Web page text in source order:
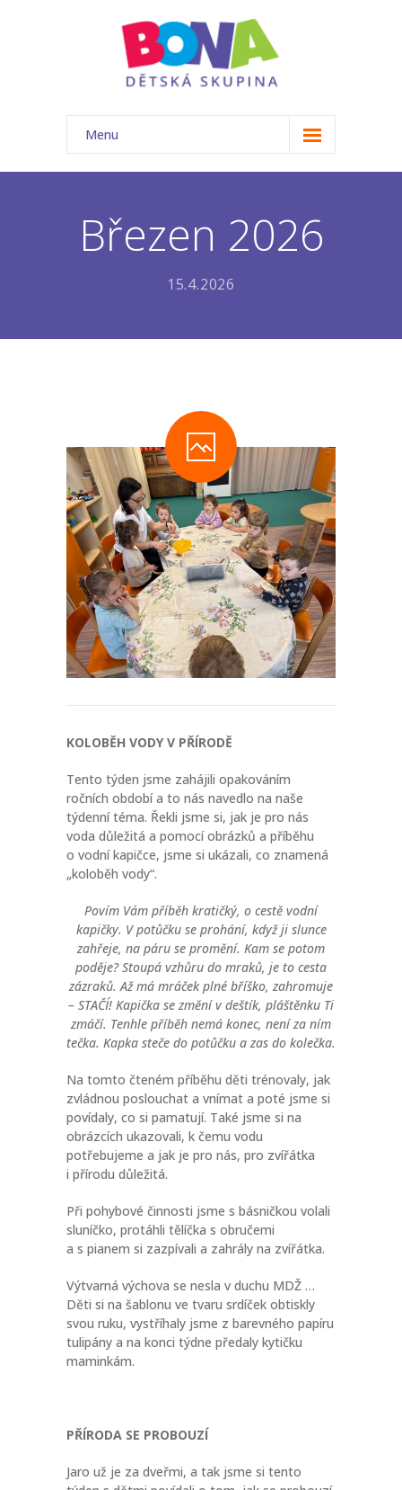
Menu
ÚVOD
-- Akce
-- Informace a tipy pro rodiče
-- Dokumenty ke stažení
-- Přihláška - formulář
-- FAQ – otázky a odpovědi
NOVINKY
O PROJEKTU
KONTAKT
INSTAGRAM
Březen 2026
15.4.2026
KOLOBĚH VODY V PŘÍRODĚ
Tento týden jsme zahájili opakováním
ročních období a to nás navedlo na naše
týdenní téma. Řekli jsme si, jak je pro nás
voda důležitá a pomocí obrázků a příběhu
o vodní kapičce, jsme si ukázali, co znamená
„koloběh vody“.
Povím Vám příběh kratičký, o cestě vodní
kapičky. V potůčku se prohání, když ji slunce
zahřeje, na páru se promění. Kam se potom
poděje? Stoupá vzhůru do mraků, je to cesta
zázraků. Až má mráček plné bříško, zahromuje
– STAČÍ! Kapička se změní v deštík, pláštěnku Ti
zmáčí. Tenhle příběh nemá konec, není za ním
tečka. Kapka steče do potůčku a zas do kolečka.
Na tomto čteném příběhu děti trénovaly, jak
zvládnou poslouchat a vnímat a poté jsme si
povídaly, co si pamatují. Také jsme si na
obrázcích ukazovali, k čemu vodu
potřebujeme a jak je pro nás, pro zvířátka
i přírodu důležitá.
Při pohybové činnosti jsme s básničkou volali
sluníčko, protáhli tělíčka s obručemi
a s pianem si zazpívali a zahrály na zvířátka.
Výtvarná výchova se nesla v duchu MDŽ …
Děti si na šablonu ve tvaru srdíček obtiskly
svou ruku, vystříhaly jsme z barevného papíru
tulipány a na konci týdne předaly kytičku
maminkám.
PŘÍRODA SE PROBOUZÍ
Jaro už je za dveřmi, a tak jsme si tento